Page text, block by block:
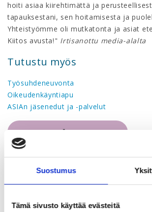
Suostumus
Tämä sivusto käyttää evästeitä
hoiti asiaa kiirehtimättä ja
tapauksestani, sen hoitamisesta ja
Yhteistyömme oli mutkatonta ja asiat
Kiitos avusta!" Irtisanottu media-alalta
Tutustu myös
Työsuhdeneuvonta
Oikeudenkäyntiapu
ASIAn jäsenedut ja -palvelut
LIITY JÄSENEKSI